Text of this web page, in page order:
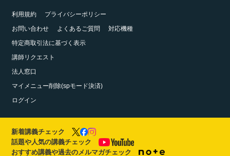
利用規約
プライバシーポリシー
お問い合わせ
よくあるご質問
対応機種
特定商取引法に基づく表示
講師リクエスト
法人窓口
マイメニュー削除(spモード決済)
ログイン
新着講義チェック
話題や人気の講義チェック
おすすめ講義や過去のメルマガチェック